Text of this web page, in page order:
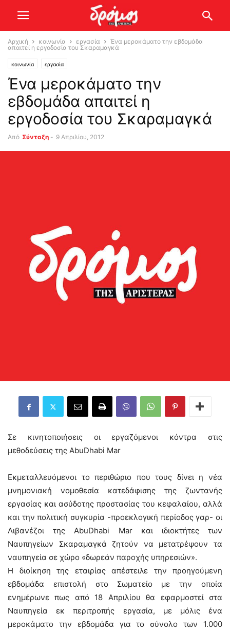
Αρχική κοινωνία εργασία
Ένα μεροκάματο την εβδομάδα
απαιτεί η εργοδοσία του Σκαραμαγκά
κοινωνία εργασία
Ένα μεροκάματο την
εβδομάδα απαιτεί η
εργοδοσία του Σκαραμαγκά
Από Σύνταξη - 9 Απριλίου, 2012
Σε κινητοποιήσεις οι εργαζόμενοι κόντρα στις
μεθοδεύσεις της AbuDhabi Mar
Εκμεταλλευόμενοι το περιθώριο που τους δίνει η νέα
μνημονιακή νομοθεσία κατεδάφισης της ζωντανής
εργασίας και ασύδοτης προστασίας του κεφαλαίου, αλλά
και την πολιτική συγκυρία -προεκλογική περίοδος γαρ- οι
Λιβανέζοι της AbuDhabi Mar και ιδιοκτήτες των
Ναυπηγείων Σκαραμαγκά ζητούν να μετατρέψουν τα
ναυπηγεία σε χώρο «δωρεάν παροχής υπηρεσιών».
Η διοίκηση της εταιρίας απέστειλε την προηγούμενη
εβδομάδα επιστολή στο Σωματείο με την οποία
ενημέρωνε πως από 18 Απριλίου θα εφαρμοστεί στα
Ναυπηγεία εκ περιτροπής εργασία, με μόλις ένα
μεροκάματο την εβδομάδα για το σύνολο των 1.000